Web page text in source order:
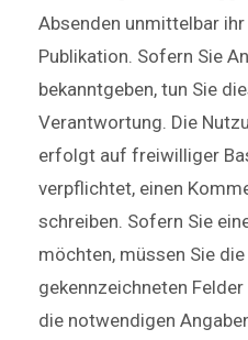
Absenden unmittelbar
Publikation. Sofern Sie
bekanntgeben, tun Sie
Verantwortung. Die
erfolgt auf freiwilliger
verpflichtet, einen
schreiben. Sofern Sie
möchten, müssen Sie
gekennzeichneten
die notwendigen